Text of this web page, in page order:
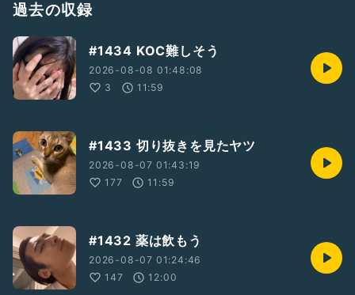
過去の収録
#1434 KOC難しそう
2026-08-08 01:48:08
3
11:59
#1433 切り抜きを見たヤツ
2026-08-07 01:43:19
177
11:59
#1432 薬は飲もう
2026-08-07 01:24:46
147
12:00